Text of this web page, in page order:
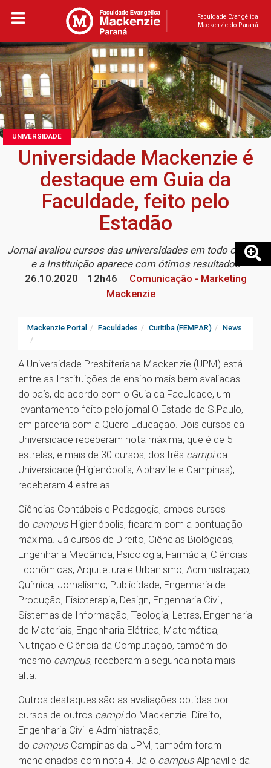
Faculdade Evangélica
Mackenzie do Paraná
UNIVERSIDADE
Universidade Mackenzie é
destaque em Guia da
Faculdade, feito pelo
Estadão
Jornal avaliou cursos das universidades em todo o Brasil
e a Instituição aparece com ótimos resultados
26.10.2020
12h46
Comunicação - Marketing
Mackenzie
Mackenzie Portal Faculdades Curitiba (FEMPAR) News
A Universidade Presbiteriana Mackenzie (UPM) está
entre as Instituições de ensino mais bem avaliadas
do país, de acordo com o Guia da Faculdade, um
levantamento feito pelo jornal O Estado de S.Paulo,
em parceria com a Quero Educação. Dois cursos da
Universidade receberam nota máxima, que é de 5
estrelas, e mais de 30 cursos, dos três campida
Universidade (Higienópolis, Alphaville e Campinas),
receberam 4 estrelas.
Ciências Contábeis e Pedagogia, ambos cursos
do campus Higienópolis, ficaram com a pontuação
máxima. Já cursos de Direito, Ciências Biológicas,
Engenharia Mecânica, Psicologia, Farmácia, Ciências
Econômicas, Arquitetura e Urbanismo, Administração,
Química, Jornalismo, Publicidade, Engenharia de
Produção, Fisioterapia, Design, Engenharia Civil,
Sistemas de Informação, Teologia, Letras, Engenharia
de Materiais, Engenharia Elétrica, Matemática,
Nutrição e Ciência da Computação, também do
mesmo campus, receberam a segunda nota mais
alta.
Outros destaques são as avaliações obtidas por
cursos de outros campido Mackenzie. Direito,
Engenharia Civil e Administração,
do campus Campinas da UPM, também foram
mencionados com nota 4. Já o campus Alphaville da